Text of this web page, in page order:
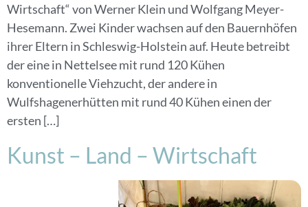
Wirtschaft“ von Werner Klein und Wolfgang Meyer-
Hesemann. Zwei Kinder wachsen auf den Bauernhöfen
ihrer Eltern in Schleswig-Holstein auf. Heute betreibt
der eine in Nettelsee mit rund 120 Kühen
konventionelle Viehzucht, der andere in
Wulfshagenerhütten mit rund 40 Kühen einen der
ersten […]
Kunst – Land – Wirtschaft